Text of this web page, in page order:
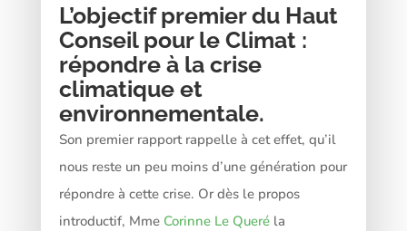
L’objectif premier du Haut
Conseil pour le Climat :
répondre à la crise
climatique et
environnementale.
Son premier rapport rappelle à cet effet, qu’il
nous reste un peu moins d’une génération pour
répondre à cette crise. Or dès le propos
introductif, Mme Corinne Le Queréla